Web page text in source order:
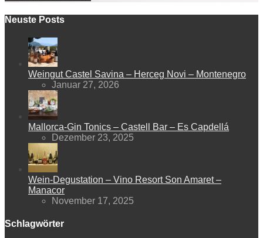
Neuste Posts
Weingut Castel Savina – Herceg Novi – Montenegro
Januar 27, 2026
Mallorca-Gin Tonics – Castell Bar – Es Capdellá
Dezember 23, 2025
Wein-Degustation – Vino Resort Son Amaret –
Manacor
November 17, 2025
Schlagwörter